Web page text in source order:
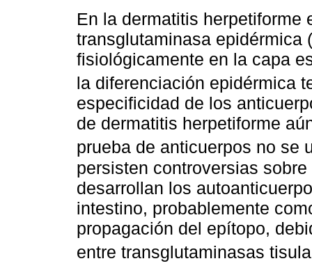
En la dermatitis
transglutaminasa epidérmica
fisiológicamente en la capa
la diferenciación epidérmica
especificidad de los
de dermatitis herpetiforme
prueba de anticuerpos no
persisten controversias
desarrollan los
intestino, probablemente
propagación del epítopo,
entre transglutaminasas